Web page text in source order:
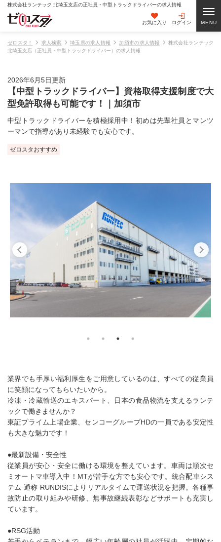
株式会社ランテック 北埼玉支店の正社員・中型トラックドライバーの求人情報
お気に入り ログイン
ゼロスタ！ 求人検索 埼玉県の求人情報 加須市の求人情報
株式会社ランテック
北埼玉支店（正社員・中型トラックドライバー）の求人情報
2026年6月5日更新
【中型トラックドライバー】資格取得支援制度で大
型免許取得も可能です！｜加須市
中型トラックドライバーを積極採用中！初めは先輩社員とマンツ
ーマンで指導があり未経験でも安心です。
ゼロスタおすすめ
業界でも手厚い福利厚生をご用意しているのは、すべての従業員
に笑顔になってもらいたいから。
冷凍・冷蔵輸送のエキスパート、日本の食品物流を支えるランテ
ックで働きませんか？
東証プライム上場企業、センコーグループHDの一員である安定性
も大きな魅力です！
●最新設備・安全性
従業員が安心・安全に働ける環境を整えています。車両は順次セ
ミオートマ車導入中！MTが苦手な方でも安心です。統合配車シス
テム 通称 RUNDISによりリアルタイムで運送状況を把握。各種事
故防止の取り組みや研修、無事故継続表彰などサポートも充実し
ています。
●RSG活動